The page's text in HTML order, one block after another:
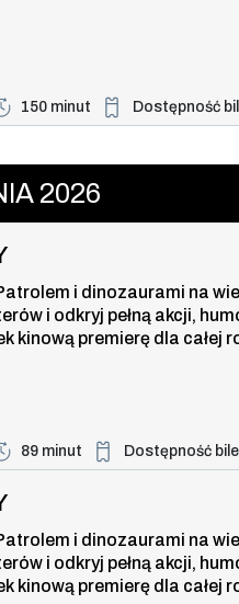
może być również
dla miasta i jego
150 minut Dostępność
Duża dostępność
2026
i dinozaurami na
i odkryj pełną akcji,
kinową premierę dla całej
89 minut Dostępność
Duża dostępność
, 9 sierpnia
i dinozaurami na
i odkryj pełną akcji,
kinową premierę dla całej